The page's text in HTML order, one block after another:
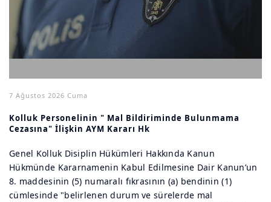
7 Ağustos 2026 Cuma
Kolluk Personelinin " Mal Bildiriminde Bulunmama
Cezasına" İlişkin AYM Kararı Hk
Genel Kolluk Disiplin Hükümleri Hakkında Kanun
Hükmünde Kararnamenin Kabul Edilmesine Dair Kanun’un
8. maddesinin (5) numaralı fıkrasının (a) bendinin (1)
cümlesinde "belirlenen durum ve sürelerde mal